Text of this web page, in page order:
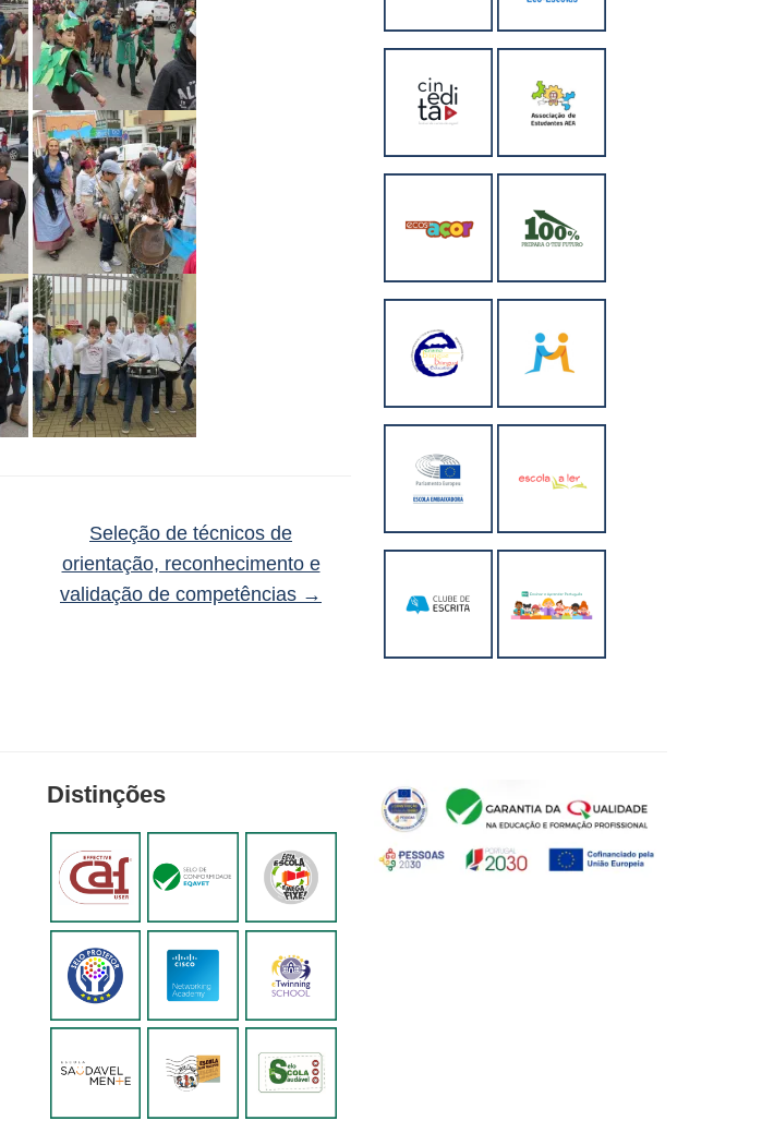
Seleção de técnicos de
orientação, reconhecimento e
validação de competências →
Distinções